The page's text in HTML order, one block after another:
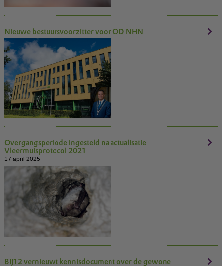
Nieuwe bestuursvoorzitter voor OD NHN
Overgangsperiode ingesteld na actualisatie
Vleermuisprotocol 2021
17 april 2025
BIJ12 vernieuwt kennisdocument over de gewone